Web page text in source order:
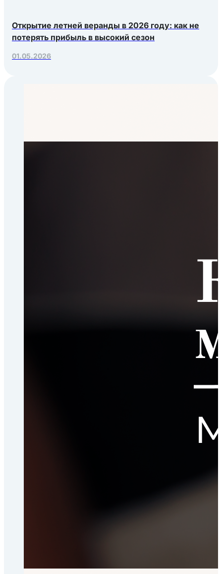
Открытие летней веранды в 2026 году: как не
потерять прибыль в высокий сезон
01.05.2026